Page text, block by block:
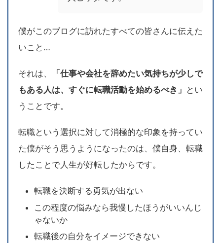
僕がこのブログに訪れたすべての皆さんに伝えた
いこと…
それは、
「仕事や会社を辞めたい気持ちが少しで
もある人は、すぐに転職活動を始めるべき」 とい
うことです。
転職という選択に対して消極的な印象を持ってい
た僕がそう思うようになったのは、僕自身、転職
したことで人生が好転したからです。
転職を決断する勇気が出ない
この程度の悩みなら我慢したほうがいいんじ
ゃないか
転職後の自分をイメージできない